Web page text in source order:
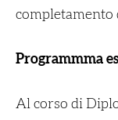
completamento
Programmma
Al corso di